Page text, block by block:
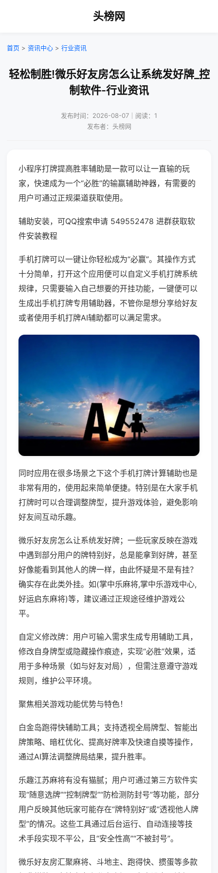
头榜网
首页 > 资讯中心 > 行业资讯
轻松制胜!微乐好友房怎么让系统发好牌_控
制软件-行业资讯
发布时间：2026-08-07｜阅读：1
发布者：头榜网
小程序打牌提高胜率辅助是一款可以让一直输的玩
家，快速成为一个“必胜”的输赢辅助神器，有需要的
用户可通过正规渠道获取使用。
辅助安装，可QQ搜索申请 549552478 进群获取软
件安装教程
手机打牌可以一键让你轻松成为“必赢”。其操作方式
十分简单，打开这个应用便可以自定义手机打牌系统
规律，只需要输入自己想要的开挂功能，一键便可以
生成出手机打牌专用辅助器，不管你是想分享给好友
或者使用手机打牌AI辅助都可以满足需求。
同时应用在很多场景之下这个手机打牌计算辅助也是
非常有用的，使用起来简单便捷。特别是在大家手机
打牌时可以合理调整牌型，提升游戏体验，避免影响
好友间互动乐趣。
微乐好友房怎么让系统发好牌；一些玩家反映在游戏
中遇到部分用户的牌特别好，总是能拿到好牌，甚至
好像能看到其他人的牌一样，由此怀疑是不是有挂？
确实存在此类外挂。如(掌中乐麻将,掌中乐游戏中心,
好运启东麻将)等，建议通过正规途径维护游戏公
平。
自定义修改牌：用户可输入需求生成专用辅助工具，
修改自身牌型或隐藏操作痕迹，实现“必胜”效果，适
用于多种场景（如与好友对局），但需注意遵守游戏
规则，维护公平环境。
聚焦相关游戏功能优势与特色！
白金岛跑得快辅助工具；支持透视全局牌型、智能出
牌策略、暗杠优化、提高好牌率及快速自摸等操作，
通过AI算法调整牌局结果，提升胜率。
乐趣江苏麻将有没有猫腻；用户可通过第三方软件实
现“随意选牌”“控制牌型”“防检测防封号”等功能，部分
用户反映其他玩家可能存在“牌特别好”或“透视他人牌
型”的情况。这些工具通过后台运行、自动连接等技
术手段实现不平公，且“安全性高”“不被封号”。
微乐好友房汇聚麻将、斗地主、跑得快、掼蛋等多款